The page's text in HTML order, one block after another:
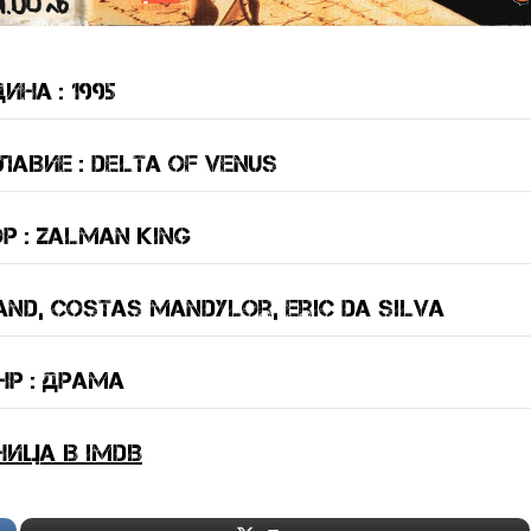
: 1995
: Delta of Venus
: Zalman King
Costas Mandylor, Eric da Silva
: драма
в IMDB